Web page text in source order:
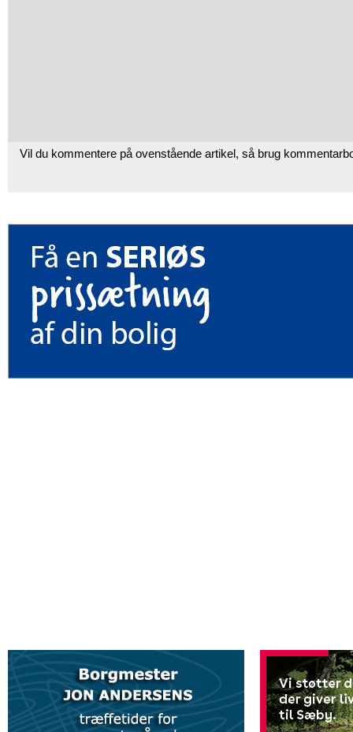
Vil du kommentere på ovenstående artikel, så brug